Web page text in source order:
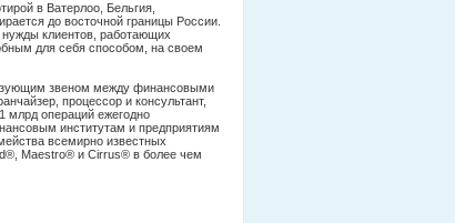
в Ватерлоо, Бельгия,
до восточной границы России.
нужды клиентов, работающих
для себя способом, на своем
звеном между финансовыми
процессор и консультант,
млрд операций ежегодно
институтам и предприятиям
всемирно известных
Maestro® и Cirrus® в более чем